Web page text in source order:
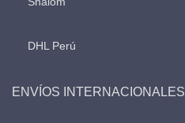
DHL Perú
ENVÍOS INTERNACIONALES